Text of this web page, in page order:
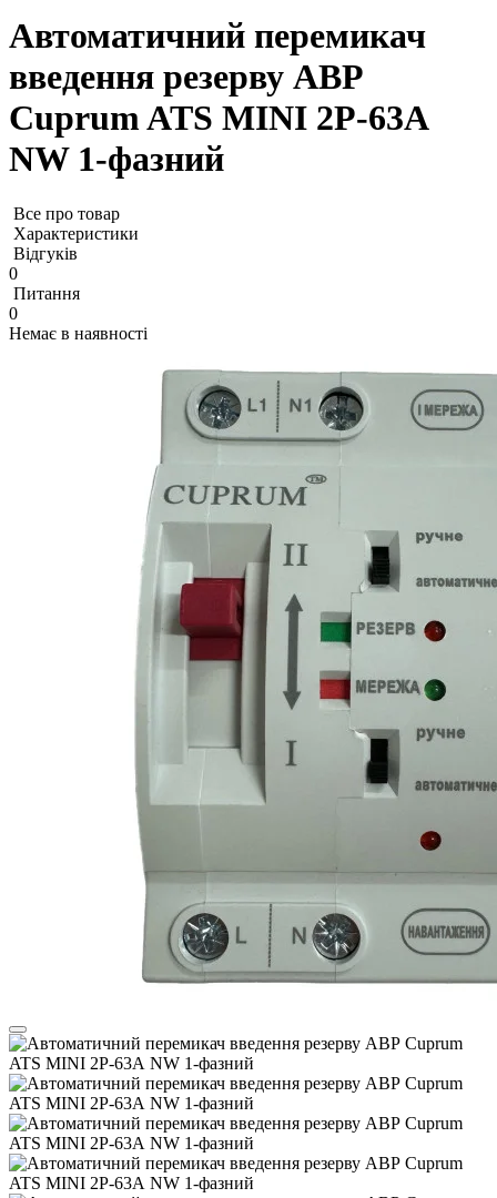
Автоматичний перемикач
введення резерву АВР
Cuprum ATS MINI 2P-63А
NW 1-фазний
Все про товар
Характеристики
Відгуків
0
Питання
0
Немає в наявності